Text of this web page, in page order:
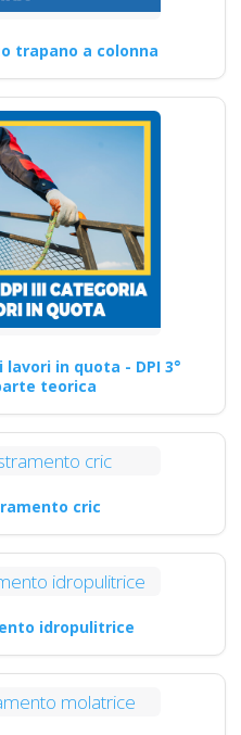
trapano a colonna
in quota - DPI 3°
teorica
cric
idropulitrice